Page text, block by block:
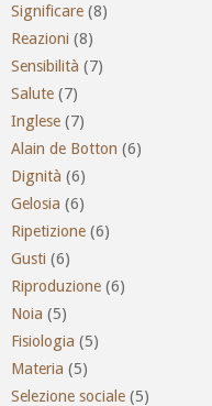
Significare (8)
Reazioni (8)
Sensibilità (7)
Salute (7)
Inglese (7)
Alain de Botton (6)
Dignità (6)
Gelosia (6)
Ripetizione (6)
Gusti (6)
Riproduzione (6)
Noia (5)
Fisiologia (5)
Materia (5)
Selezione sociale (5)